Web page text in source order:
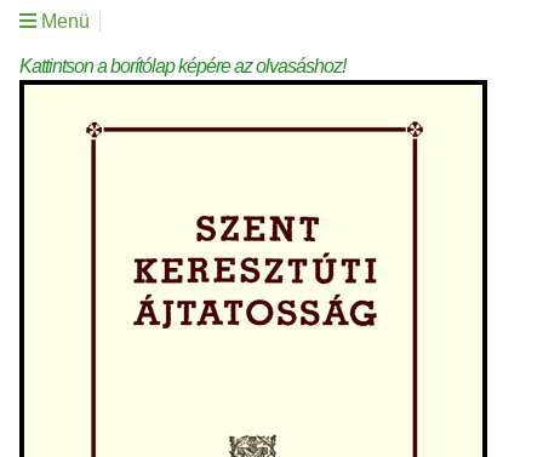
Menü
Kattintson a borítólap képére az olvasáshoz!